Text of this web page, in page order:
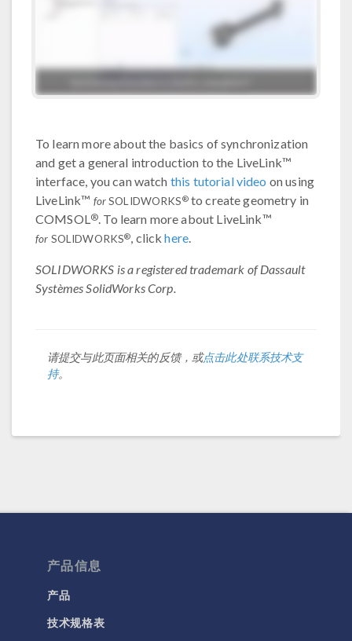
To learn more about the basics of synchronization
and get a general introduction to the LiveLink™
interface, you can watch this tutorial video on using
LiveLink™ forSOLIDWORKS®to create geometry in
COMSOL®. To learn more about LiveLink™
for SOLIDWORKS®, clickhere.
SOLIDWORKS is a registered trademark of Dassault
Systèmes SolidWorks Corp.
请提交与此页面相关的反馈，或点击此处联系技术支
持。
产品信息
产品
技术规格表